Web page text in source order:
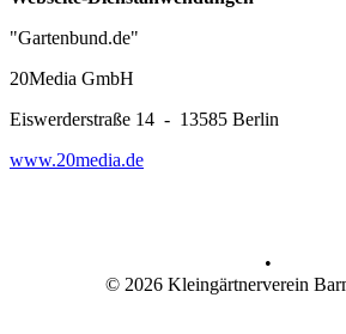
"Gartenbund.de"
20Media GmbH
Eiswerderstraße 14 - 13585 Berlin
www.20media.de
•
© 2026 Kleingärtnerverein